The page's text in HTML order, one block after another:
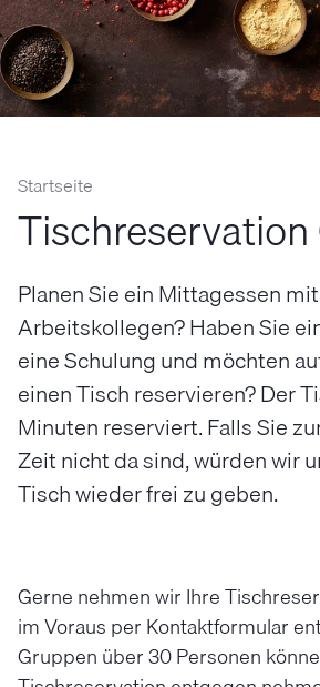
Startseite
Tischreservation
Planen Sie ein Mittagessen
Arbeitskollegen? Haben Sie
eine Schulung und möchten
einen Tisch reservieren? Der
Minuten reserviert. Falls Sie
Zeit nicht da sind, würden wir
Tisch wieder frei zu geben.
Gerne nehmen wir Ihre
im Voraus per Kontaktformular
Gruppen über 30 Personen